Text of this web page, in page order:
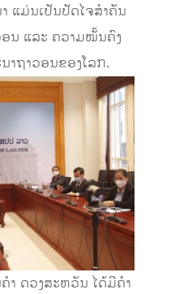
ແມ່ນເປັນປັດໄຈສຳຄັນ
ນ ແລະ ຄວາມໝັ້ນຄົງ
າຖາວອນຂອງໂລກ.
ດວງສະຫວັນ ໄດ້ມີຄຳ